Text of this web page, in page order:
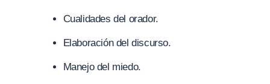
Cualidades del orador.
Elaboración del discurso.
Manejo del miedo.